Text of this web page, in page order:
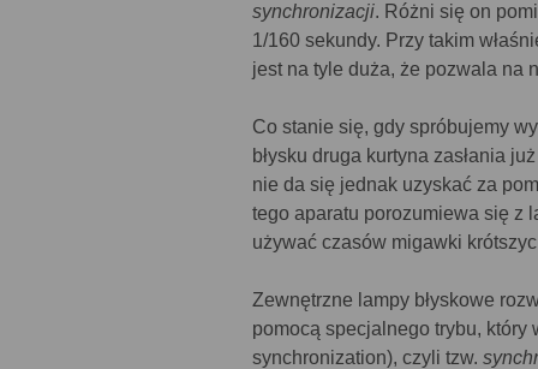
synchronizacji. Różni się on
1/160 sekundy. Przy takim
jest na tyle duża, że pozwala na
Co stanie się, gdy spróbujemy
błysku druga kurtyna zasłania
nie da się jednak uzyskać za
tego aparatu porozumiewa się z
używać czasów migawki
Zewnętrzne lampy błyskowe
pomocą specjalnego trybu,
synchronization), czyli tzw.